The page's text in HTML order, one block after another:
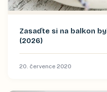
Zasaďte si na balkon
(2026)
20. července 2020